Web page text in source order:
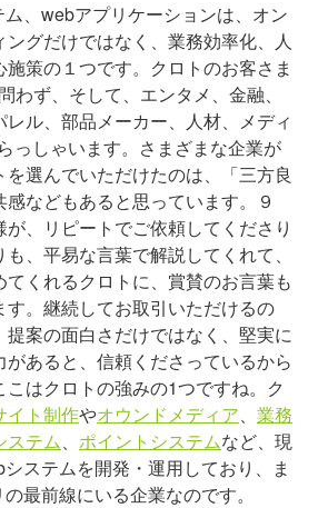
、webアプリケーションは、オン
ングだけではなく、業務効率化、人
策の１つです。クロトのお客さま
わず、そして、エンタメ、金融、
ル、部品メーカー、人材、メディ
っしゃいます。さまざまな企業が
選んでいただけたのは、「三方良
感などもあると思っています。９
が、リピートでご依頼してくださり
、平易な言葉で解説してくれて、
てくれるクロトに、賞賛のお言葉も
す。継続してお取引いただけるの
提案の面白さだけではなく、堅実に
あると、信頼くださっているから
はクロトの強みの1つですね。ク
イト制作やオウンドメディア、 業務
ステム、 ポイントシステムなど、現
ステムを開発・運用しており、ま
最前線にいる企業なのです。